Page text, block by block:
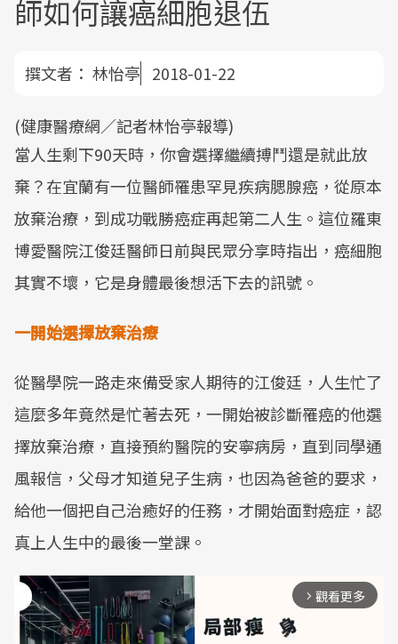
師如何讓癌細胞退伍
撰文者： 林怡亭 2018-01-22
(健康醫療網／記者林怡亭報導)
當人生剩下90天時，你會選擇繼續搏鬥還是就此放
棄？在宜蘭有一位醫師罹患罕見疾病腮腺癌，從原本
放棄治療，到成功戰勝癌症再起第二人生。這位羅東
博愛醫院江俊廷醫師日前與民眾分享時指出，癌細胞
其實不壞，它是身體最後想活下去的訊號。
一開始選擇放棄治療
從醫學院一路走來備受家人期待的江俊廷，人生忙了
這麼多年竟然是忙著去死，一開始被診斷罹癌的他選
擇放棄治療，直接預約醫院的安寧病房，直到同學通
風報信，父母才知道兒子生病，也因為爸爸的要求，
給他一個把自己治癒好的任務，才開始面對癌症，認
真上人生中的最後一堂課。
arrow_forward_ios 觀看更多